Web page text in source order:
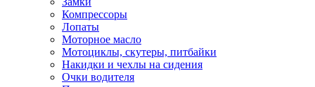
Компрессоры
Лопаты
Моторное масло
Мотоциклы, скутеры, питбайки
Накидки и чехлы на сидения
Очки водителя